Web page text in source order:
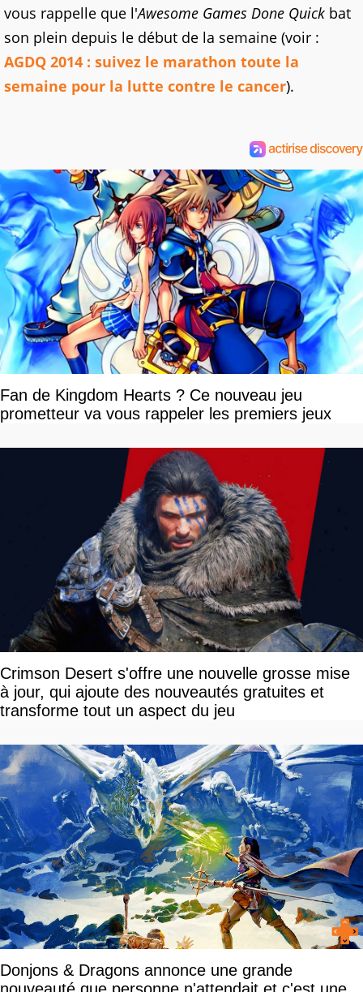
vous rappelle que l'Awesome Games Done Quick bat
son plein depuis le début de la semaine (voir :
AGDQ 2014 : suivez le marathon toute la
semaine pour la lutte contre le cancer).
Fan de Kingdom Hearts ? Ce nouveau jeu
prometteur va vous rappeler les premiers jeux
Crimson Desert s'offre une nouvelle grosse mise
à jour, qui ajoute des nouveautés gratuites et
transforme tout un aspect du jeu
Donjons & Dragons annonce une grande